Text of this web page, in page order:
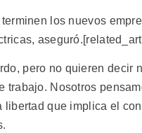
los nuevos
pero no quieren decir
trabajo. Nosotros
que implica el